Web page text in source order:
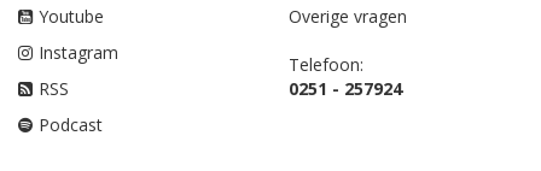
Youtube
Instagram
RSS
Podcast
Overige vragen
Telefoon:
0251 - 257924